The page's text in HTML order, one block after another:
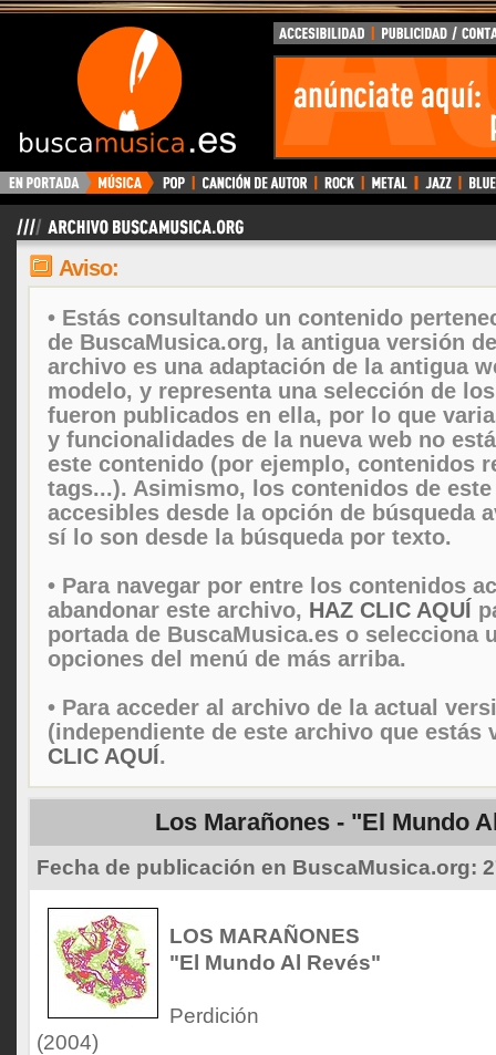
Aviso:
• Estás consultando un contenido
de BuscaMusica.org, la antigua versión
archivo es una adaptación de la antigua
modelo, y representa una selección de
fueron publicados en ella, por lo que
y funcionalidades de la nueva web no
este contenido (por ejemplo, contenidos
tags...). Asimismo, los contenidos de
accesibles desde la opción de búsqueda
sí lo son desde la búsqueda por texto.
• Para navegar por entre los contenidos
abandonar este archivo, HAZ CLIC AQUÍ
portada de BuscaMusica.es o selecciona
opciones del menú de más arriba.
• Para acceder al archivo de la actual
(independiente de este archivo que
CLIC AQUÍ.
Los Marañones - "El Mundo
Fecha de publicación en BuscaMusica.org:
LOS MARAÑONES
"El Mundo Al Revés"
Perdición
(2004)